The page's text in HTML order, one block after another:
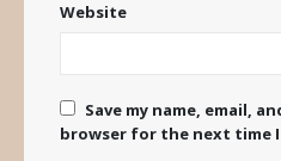
Website
Save my name, email,
browser for the next time